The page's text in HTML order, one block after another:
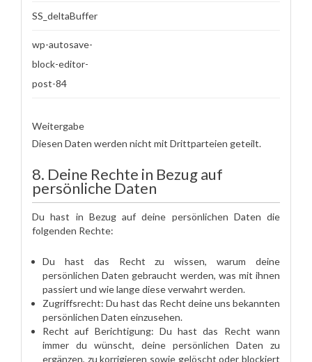
SS_deltaBuffer
wp-autosave-
block-editor-
post-84
Weitergabe
Diesen Daten werden nicht mit Drittparteien geteilt.
8. Deine Rechte in Bezug auf
persönliche Daten
Du hast in Bezug auf deine persönlichen Daten die
folgenden Rechte:
Du hast das Recht zu wissen, warum deine
persönlichen Daten gebraucht werden, was mit ihnen
passiert und wie lange diese verwahrt werden.
Zugriffsrecht: Du hast das Recht deine uns bekannten
persönlichen Daten einzusehen.
Recht auf Berichtigung: Du hast das Recht wann
immer du wünscht, deine persönlichen Daten zu
ergänzen, zu korrigieren sowie gelöscht oder blockiert